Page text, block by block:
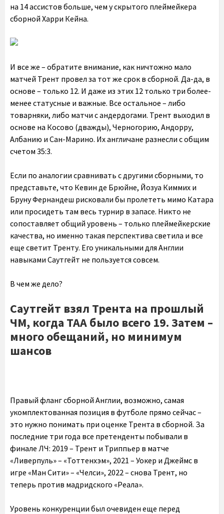
на 14 ассистов больше, чем у скрытого плеймейкера
сборной Харри Кейна.
И все же – обратите внимание, как ничтожно мало
матчей Трент провел за тот же срок в сборной. Да-да, в
основе – только 12. И даже из этих 12 только три более-
менее статусные и важные. Все остальное – либо
товарняки, либо матчи с андердогами. Трент выходил в
основе на Косово (дважды), Черногорию, Андорру,
Албанию и Сан-Марино. Их англичане разнесли с общим
счетом 35:3.
Если по аналогии сравнивать с другими сборными, то
представьте, что Кевин де Брюйне, Йозуа Киммих и
Бруну Фернандеш рисковали бы пролететь мимо Катара
или просидеть там весь турнир в запасе. Никто не
сопоставляет общий уровень – только плеймейкерские
качества, но именно такая перспектива светила и все
еще светит Тренту. Его уникальными для Англии
навыками Саутгейт не пользуется совсем.
В чем же дело?
Саутгейт взял Трента на прошлый
ЧМ, когда ТАА было всего 19. Затем –
много обещаний, но минимум
шансов
Правый фланг сборной Англии, возможно, самая
укомплектованная позиция в футболе прямо сейчас –
это нужно понимать при оценке Трента в сборной. За
последние три года все претенденты побывали в
финале ЛЧ: 2019 – Трент и Триппьер в матче
«Ливерпуль» – «Тоттенхэм», 2021 – Уокер и Джеймс в
игре «Ман Сити» – «Челси», 2022 – снова Трент, но
теперь против мадридского «Реала».
Уровень конкуренции был очевиден еще перед